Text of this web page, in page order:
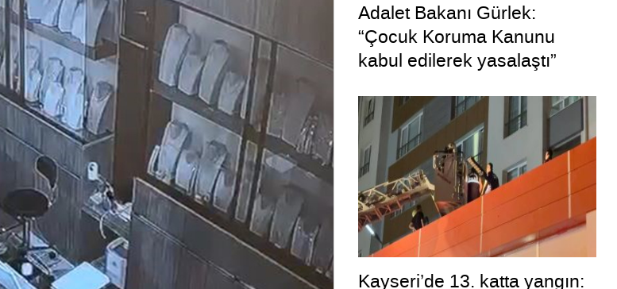
Adalet Bakanı Gürlek:
“Çocuk Koruma Kanunu
kabul edilerek yasalaştı”
Kayseri’de 13. katta yangın: